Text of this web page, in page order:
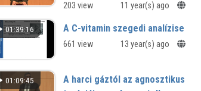
203 view 11 year(s) ago
01:39:16 A C-vitamin szegedi analízise
661 view 13 year(s) ago
01:09:45
A harci gáztól az agnosztikus